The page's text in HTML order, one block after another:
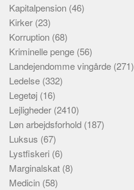
Kapitalpension (46)
Kirker (23)
Korruption (68)
Kriminelle penge (56)
Landejendomme vingårde (271)
Ledelse (332)
Legetøj (16)
Lejligheder (2410)
Løn arbejdsforhold (187)
Luksus (67)
Lystfiskeri (6)
Marginalskat (8)
Medicin (58)